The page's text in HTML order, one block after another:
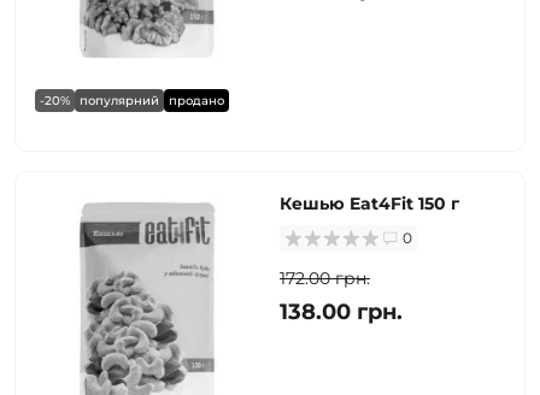
-20% популярний продано
Кешью Eat4Fit 150 г
0
172.00 грн.
138.00 грн.